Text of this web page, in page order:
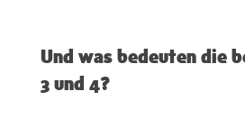
Und was bedeuten die
3 und 4?